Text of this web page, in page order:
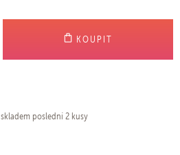
KOUPIT
skladem poslední 2 kusy